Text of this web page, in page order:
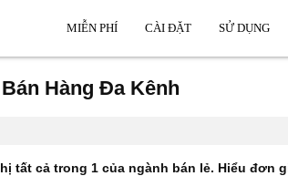
MIỄN PHÍ CÀI ĐẶT SỬ DỤNG
Hàng Đa Kênh
tất cả trong 1 của ngành bán lẻ. Hiểu đơn